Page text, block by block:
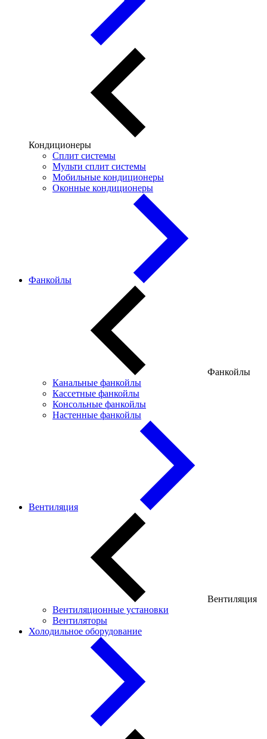
Кондиционеры
Сплит системы
Мульти сплит системы
Мобильные кондиционеры
Оконные кондиционеры
Фанкойлы
Фанкойлы
Канальные фанкойлы
Кассетные фанкойлы
Консольные фанкойлы
Настенные фанкойлы
Вентиляция
Вентиляция
Вентиляционные установки
Вентиляторы
Холодильное оборудование